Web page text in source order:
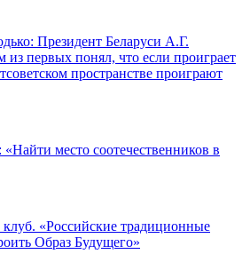
Президент Беларуси А.Г.
первых понял, что если проиграет
пространстве проиграют
место соотечественников в
«Российские традиционные
Образ Будущего»